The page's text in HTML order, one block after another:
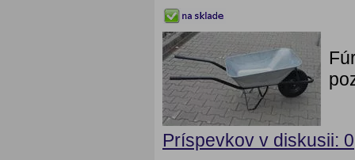
Príspevkov v diskusii: 0